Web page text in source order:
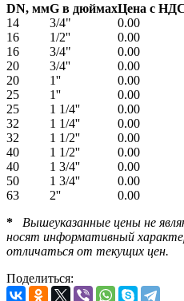
DN, ммG в дюймахЦена c
14
3/4"
0.00
16
1/2''
0.00
16
3/4"
0.00
20
3/4''
0.00
20
1''
0.00
25
1''
0.00
25
1 1/4''
0.00
32
1 1/4''
0.00
32
1 1/2''
0.00
40
1 1/2''
0.00
40
1 3/4''
0.00
50
1 3/4''
0.00
63
2''
0.00
* Вышеуказанные цены не
носят информативный
отличаться от текущих цен.
Поделиться: